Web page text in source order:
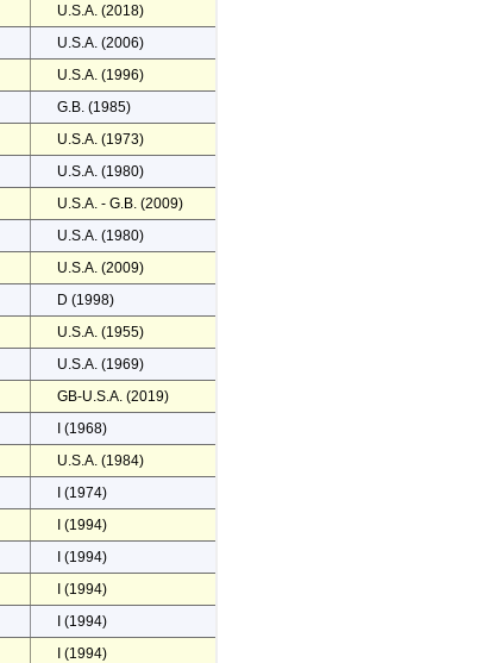
U.S.A. (2018)
U.S.A. (2006)
U.S.A. (1996)
G.B. (1985)
U.S.A. (1973)
U.S.A. (1980)
U.S.A. - G.B. (2009)
U.S.A. (1980)
U.S.A. (2009)
D (1998)
U.S.A. (1955)
U.S.A. (1969)
GB-U.S.A. (2019)
I (1968)
U.S.A. (1984)
I (1974)
I (1994)
I (1994)
I (1994)
I (1994)
I (1994)